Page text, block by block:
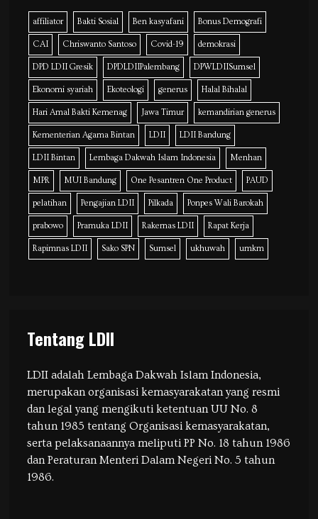
affiliator Bakti Sosial Ben kasyafani Bonus Demografi
CAI Chriswanto Santoso Covid-19 demokrasi
DPD LDII Gresik DPDLDIIPalembang DPWLDIISumsel
Ekonomi syariah Ekoteologi generus Halal Bihalal
Hari Amal Bakti Kemenag Jawa Timur kemandirian generus
Kementerian Agama Bintan LDII LDII Bandung
LDII Bintan Lembaga Dakwah Islam Indonesia Menhan
MPR MUI Bandung One Pesantren One Product PAUD
pelatihan Pengajian LDII Pilkada Ponpes Wali Barokah
prabowo Pramuka LDII Rakernas LDII Rapat Kerja
Rapimnas LDII Sako SPN Sumsel ukhuwah umkm
Tentang LDII
LDII adalah Lembaga Dakwah Islam Indonesia,
merupakan organisasi kemasyarakatan yang resmi
dan legal yang mengikuti ketentuan UU No. 8
tahun 1985 tentang Organisasi kemasyarakatan,
serta pelaksanaannya meliputi PP No. 18 tahun 1986
dan Peraturan Menteri Dalam Negeri No. 5 tahun
1986.